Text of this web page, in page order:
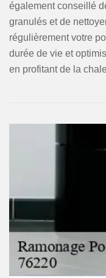
également conseillé
granulés et de
régulièrement votre
durée de vie et
en profitant de la